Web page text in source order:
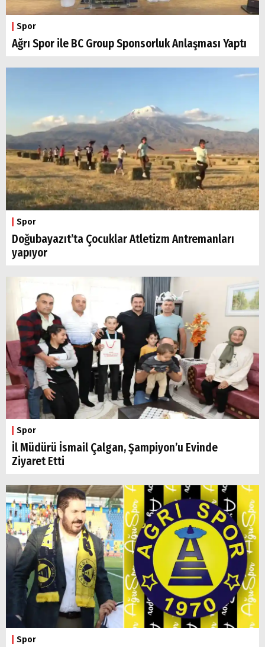
Spor
Ağrı Spor ile BC Group Sponsorluk Anlaşması Yaptı
Spor
Doğubayazıt’ta Çocuklar Atletizm Antremanları
yapıyor
Spor
İl Müdürü İsmail Çalgan, Şampiyon’u Evinde
Ziyaret Etti
Spor
Arama
Doğubayazıt